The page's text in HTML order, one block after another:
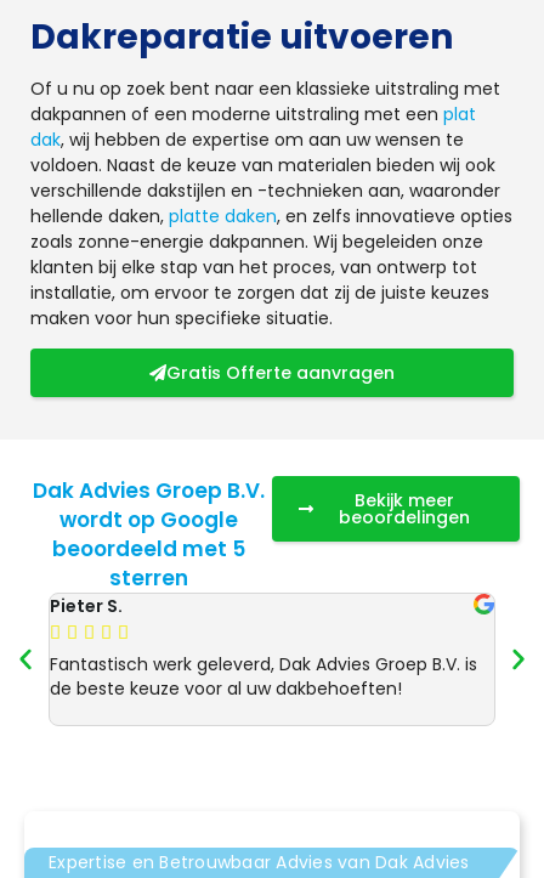
Dakreparatie uitvoeren
Of u nu op zoek bent naar een klassieke uitstraling met
dakpannen of een moderne uitstraling met een plat
dak, wij hebben de expertise om aan uw wensen te
voldoen. Naast de keuze van materialen bieden wij ook
verschillende dakstijlen en -technieken aan, waaronder
hellende daken, platte daken, en zelfs innovatieve opties
zoals zonne-energie dakpannen. Wij begeleiden onze
klanten bij elke stap van het proces, van ontwerp tot
installatie, om ervoor te zorgen dat zij de juiste keuzes
maken voor hun specifieke situatie.
Gratis Offerte aanvragen
Dak Advies Groep B.V.
wordt op Google
beoordeeld met 5
sterren
Bekijk meer
beoordelingen
Pieter S.
    
Fantastisch werk geleverd, Dak Advies Groep B.V. is
de beste keuze voor al uw dakbehoeften!
Expertise en Betrouwbaar Advies van Dak Advies